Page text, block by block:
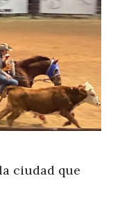
ciudad que